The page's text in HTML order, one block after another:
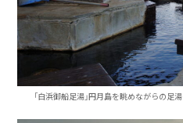
「白浜御船足湯」円月島を眺めながらの足湯